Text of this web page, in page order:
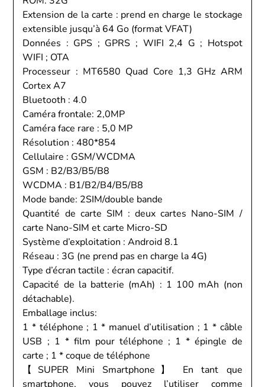
Extension de la carte : prend en charge le stockage
extensible jusqu’à 64 Go (format VFAT)
Données : GPS ; GPRS ; WIFI 2,4 G ; Hotspot
WIFI ; OTA
Processeur : MT6580 Quad Core 1,3 GHz ARM
Cortex A7
Bluetooth : 4.0
Caméra frontale: 2,0MP
Caméra face rare : 5,0 MP
Résolution : 480*854
Cellulaire : GSM/WCDMA
GSM : B2/B3/B5/B8
WCDMA : B1/B2/B4/B5/B8
Mode bande: 2SIM/double bande
Quantité de carte SIM : deux cartes Nano-SIM /
carte Nano-SIM et carte Micro-SD
Système d’exploitation : Android 8.1
Réseau : 3G (ne prend pas en charge la 4G)
Type d’écran tactile : écran capacitif.
Capacité de la batterie (mAh) : 1 100 mAh (non
détachable).
Emballage inclus:
1 * téléphone ; 1 * manuel d’utilisation ; 1 * câble
USB ; 1 * film pour téléphone ; 1 * épingle de
carte ; 1 * coque de téléphone
【SUPER Mini Smartphone】 En tant que
smartphone, vous pouvez l’utiliser comme